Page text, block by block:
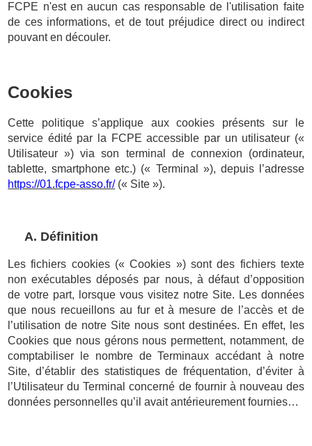
FCPE n'est en aucun cas responsable de l'utilisation faite
de ces informations, et de tout préjudice direct ou indirect
pouvant en découler.
Cookies
Cette politique s’applique aux cookies présents sur le
service édité par la FCPE accessible par un utilisateur («
Utilisateur ») via son terminal de connexion (ordinateur,
tablette, smartphone etc.) (« Terminal »), depuis l’adresse
https://01.fcpe-asso.fr/(« Site »).
A. Définition
Les fichiers cookies (« Cookies ») sont des fichiers texte
non exécutables déposés par nous, à défaut d’opposition
de votre part, lorsque vous visitez notre Site. Les données
que nous recueillons au fur et à mesure de l’accès et de
l’utilisation de notre Site nous sont destinées. En effet, les
Cookies que nous gérons nous permettent, notamment, de
comptabiliser le nombre de Terminaux accédant à notre
Site, d’établir des statistiques de fréquentation, d’éviter à
l’Utilisateur du Terminal concerné de fournir à nouveau des
données personnelles qu’il avait antérieurement fournies…